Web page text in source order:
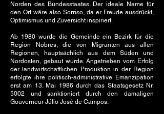
Norden des Bundesstaates. Der ideale Name für
den Ort wäre also Sorriso, da er Freude ausdrückt,
Optimismus und Zuversicht inspiriert.
Ab 1980 wurde die Gemeinde ein Bezirk für die
Region Nobres, die von Migranten aus allen
Regionen, hauptsächlich aus dem Süden und
Nordosten, gebaut wurde. Angetrieben vom Erfolg
der landwirtschaftlichen Produktion in der Region
erfolgte ihre politisch-administrative Emanzipation
erst am 13. Mai 1986 durch das Staatsgesetz Nr.
5002 und sanktioniert durch den damaligen
Gouverneur Júlio José de Campos.